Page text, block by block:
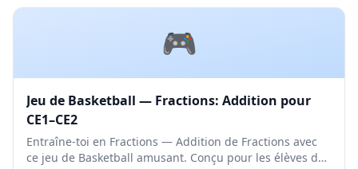
🎮
Jeu de Basketball — Fractions: Addition pour
CE1–CE2
Entraîne-toi en Fractions — Addition de Fractions avec
ce jeu de Basketball amusant. Conçu pour les élèves de